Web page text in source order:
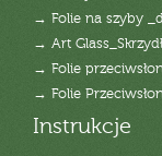
→ Folie na szyby
→ Art
→ Folie
→ Folie
Instrukcje